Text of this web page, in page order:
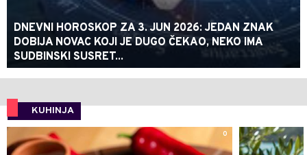
DNEVNI HOROSKOP ZA 3. JUN 2026: JEDAN ZNAK
DOBIJA NOVAC KOJI JE DUGO ČEKAO, NEKO IMA
SUDBINSKI SUSRET...
KUHINJA
0